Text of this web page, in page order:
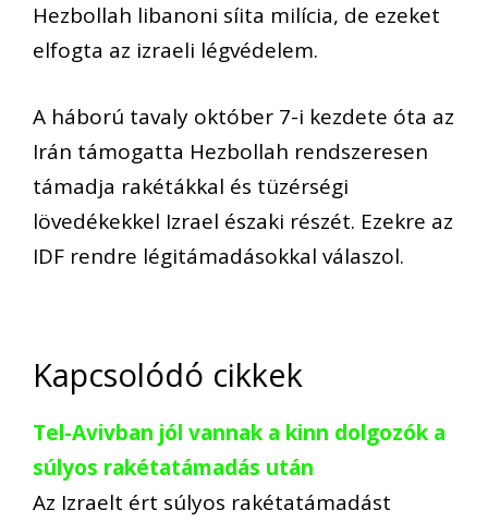
Hezbollah libanoni síita milícia, de ezeket
elfogta az izraeli légvédelem.
A háború tavaly október 7-i kezdete óta az
Irán támogatta Hezbollah rendszeresen
támadja rakétákkal és tüzérségi
lövedékekkel Izrael északi részét. Ezekre az
IDF rendre légitámadásokkal válaszol.
Kapcsolódó cikkek
Tel-Avivban jól vannak a kinn dolgozók a
súlyos rakétatámadás után
Az Izraelt ért súlyos rakétatámadást